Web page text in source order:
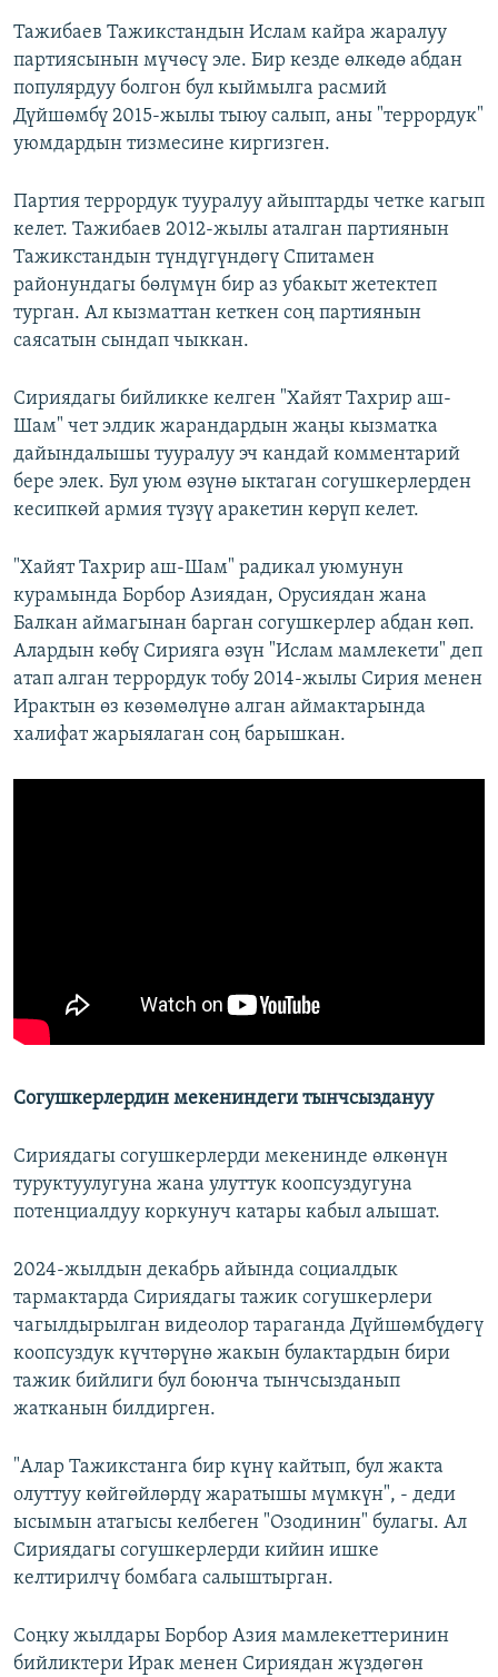
Тажибаев Тажикстандын Ислам кайра жаралуу
партиясынын мүчөсү эле. Бир кезде өлкөдө абдан
популярдуу болгон бул кыймылга расмий
Дүйшөмбү 2015-жылы тыюу салып, аны "террордук"
уюмдардын тизмесине киргизген.
Партия террордук тууралуу айыптарды четке кагып
келет. Тажибаев 2012-жылы аталган партиянын
Тажикстандын түндүгүндөгү Спитамен
районундагы бөлүмүн бир аз убакыт жетектеп
турган. Ал кызматтан кеткен соң партиянын
саясатын сындап чыккан.
Сириядагы бийликке келген "Хайят Тахрир аш-
Шам" чет элдик жарандардын жаңы кызматка
дайындалышы тууралуу эч кандай комментарий
бере элек. Бул уюм өзүнө ыктаган согушкерлерден
кесипкөй армия түзүү аракетин көрүп келет.
"Хайят Тахрир аш-Шам" радикал уюмунун
курамында Борбор Азиядан, Орусиядан жана
Балкан аймагынан барган согушкерлер абдан көп.
Алардын көбү Сирияга өзүн "Ислам мамлекети" деп
атап алган террордук тобу 2014-жылы Сирия менен
Ирактын өз көзөмөлүнө алган аймактарында
халифат жарыялаган соң барышкан.
Согушкерлердин мекениндеги тынчсыздануу
Сириядагы согушкерлерди мекенинде өлкөнүн
туруктуулугуна жана улуттук коопсуздугуна
потенциалдуу коркунуч катары кабыл алышат.
2024-жылдын декабрь айында социалдык
тармактарда Сириядагы тажик согушкерлери
чагылдырылган видеолор тараганда Дүйшөмбүдөгү
коопсуздук күчтөрүнө жакын булактардын бири
тажик бийлиги бул боюнча тынчсызданып
жатканын билдирген.
"Алар Тажикстанга бир күнү кайтып, бул жакта
олуттуу көйгөйлөрдү жаратышы мүмкүн", - деди
ысымын атагысы келбеген "Озодинин" булагы. Ал
Сириядагы согушкерлерди кийин ишке
келтирилчү бомбага салыштырган.
Соңку жылдары Борбор Азия мамлекеттеринин
бийликтери Ирак менен Сириядан жүздөгөн